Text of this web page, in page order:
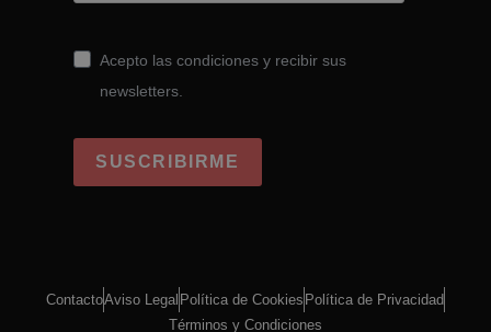
Acepto las condiciones y recibir sus
newsletters.
SUSCRIBIRME
ContactoAviso Legal Política de Cookies Política de Privacidad
Términos y Condiciones